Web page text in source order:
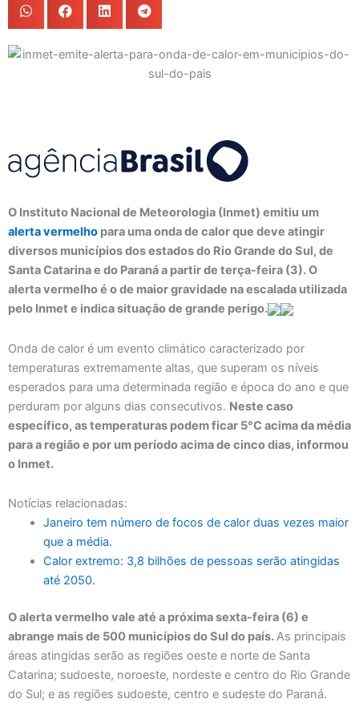
O Instituto Nacional de Meteorologia (Inmet) emitiu um
alerta vermelho para uma onda de calor que deve atingir
diversos municípios dos estados do Rio Grande do Sul, de
Santa Catarina e do Paraná a partir de terça-feira (3). O
alerta vermelho é o de maior gravidade na escalada utilizada
pelo Inmet e indica situação de grande perigo.
Onda de calor é um evento climático caracterizado por
temperaturas extremamente altas, que superam os níveis
esperados para uma determinada região e época do ano e que
perduram por alguns dias consecutivos. Neste caso
específico, as temperaturas podem ficar 5°C acima da média
para a região e por um período acima de cinco dias, informou
o Inmet.
Notícias relacionadas:
Janeiro tem número de focos de calor duas vezes maior
que a média.
Calor extremo: 3,8 bilhões de pessoas serão atingidas
até 2050.
O alerta vermelho vale até a próxima sexta-feira (6) e
abrange mais de 500 municípios do Sul do país.As principais
áreas atingidas serão as regiões oeste e norte de Santa
Catarina; sudoeste, noroeste, nordeste e centro do Rio Grande
do Sul; e as regiões sudoeste, centro e sudeste do Paraná.